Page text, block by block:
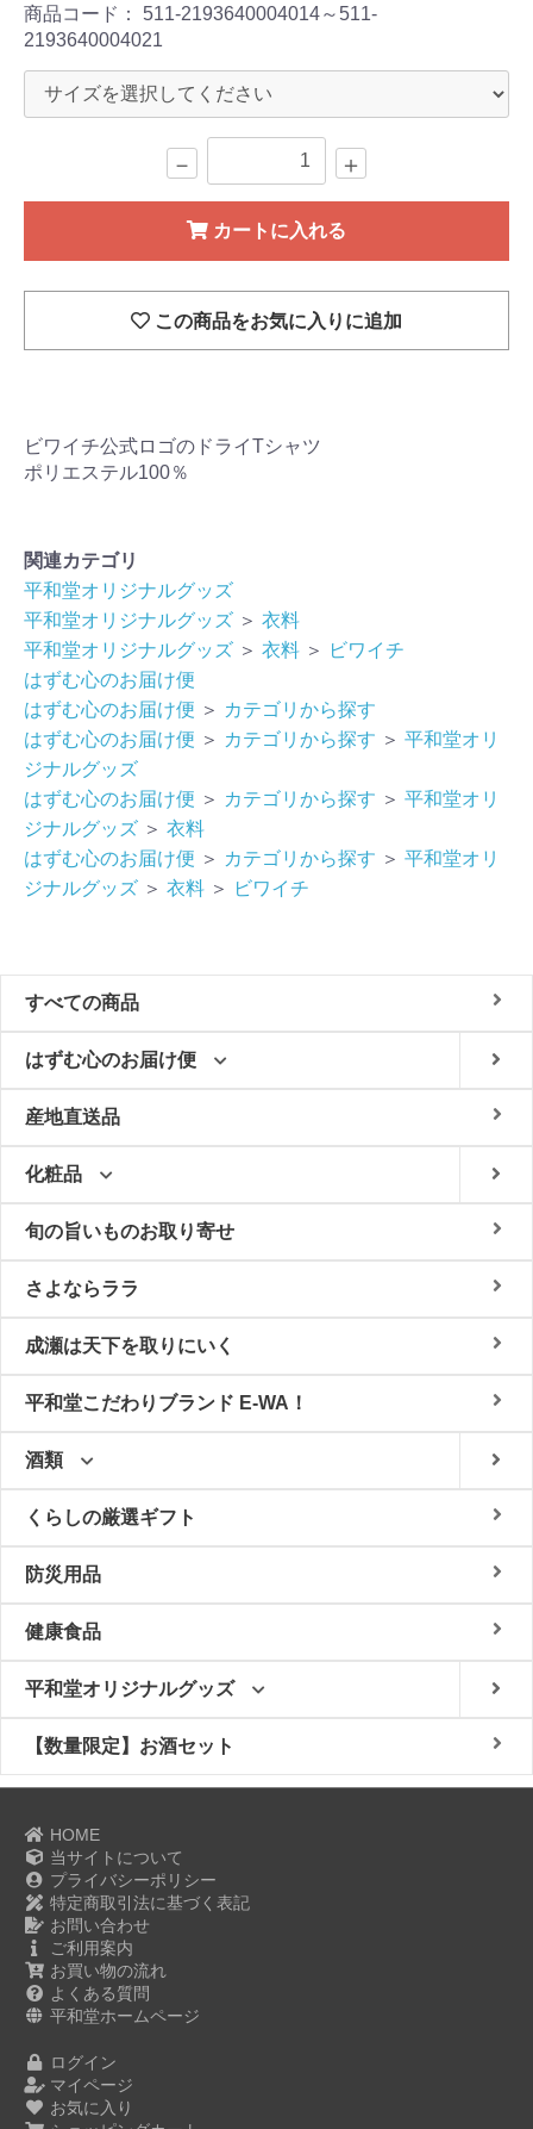
商品コード： 511-2193640004014～511-
2193640004021
－ ＋
カートに入れる
この商品をお気に入りに追加
ビワイチ公式ロゴのドライTシャツ
ポリエステル100％
関連カテゴリ
平和堂オリジナルグッズ
平和堂オリジナルグッズ ＞ 衣料
平和堂オリジナルグッズ ＞ 衣料 ＞
ビワイチ
はずむ心のお届け便
はずむ心のお届け便 ＞ カテゴリから探す
はずむ心のお届け便 ＞ カテゴリから探す ＞ 平和堂オリ
ジナルグッズ
はずむ心のお届け便 ＞ カテゴリから探す ＞ 平和堂オリ
ジナルグッズ ＞ 衣料
はずむ心のお届け便 ＞ カテゴリから探す ＞ 平和堂オリ
ジナルグッズ ＞ 衣料 ＞ ビワイチ
すべての商品
はずむ心のお届け便
産地直送品
化粧品
旬の旨いものお取り寄せ
さよならララ
成瀬は天下を取りにいく
平和堂こだわりブランド E-WA！
酒類
くらしの厳選ギフト
防災用品
健康食品
平和堂オリジナルグッズ
【数量限定】お酒セット
HOME
当サイトについて
プライバシーポリシー
特定商取引法に基づく表記
お問い合わせ
ご利用案内
お買い物の流れ
よくある質問
平和堂ホームページ
ログイン
マイページ
お気に入り